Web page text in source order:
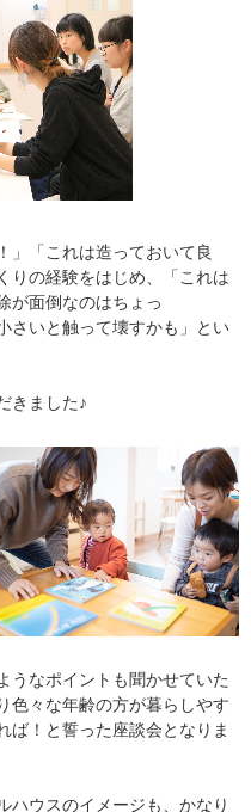
」「これは造っておいて良
りの経験をはじめ、「これは
が面倒なのはちょっ
さいと触って壊すかも」とい
きました♪
うなポイントも聞かせていた
色々な年齢の方が暮らしやす
ば！と誓った座談会となりま
ハウスのイメージも、かなり